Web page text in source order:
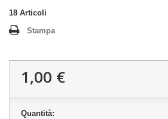
18 Articoli
Stampa
1,00 €
Quantità: